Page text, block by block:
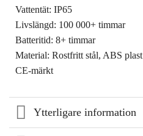
Vattentät: IP65
Livslängd: 100 000+ timmar
Batteritid: 8+ timmar
Material: Rostfritt stål, ABS plast
CE-märkt
Ytterligare information